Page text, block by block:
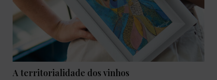
A territorialidade dos vinhos